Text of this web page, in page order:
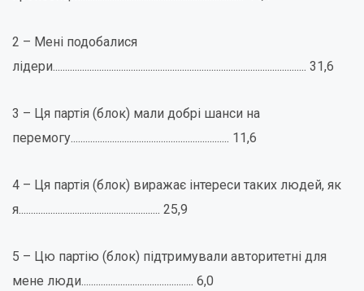
2 – Мені подобалися
лідери........................................................................................................ 31,6
3 – Ця партія (блок) мали добрі шанси на
перемогу................................................................. 11,6
4 – Ця партія (блок) виражає інтереси таких людей, як
я.......................................................... 25,9
5 – Цю партію (блок) підтримували авторитетні для
мене люди.............................................. 6,0